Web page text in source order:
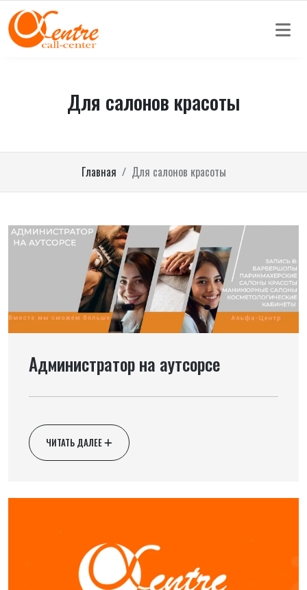
Для салонов красоты
Главная Для салонов красоты
Администратор на аутсорсе
ЧИТАТЬ ДАЛЕЕ